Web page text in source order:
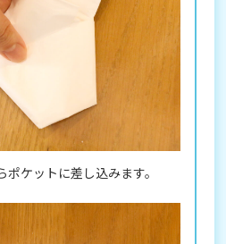
ケットに差し込みます。